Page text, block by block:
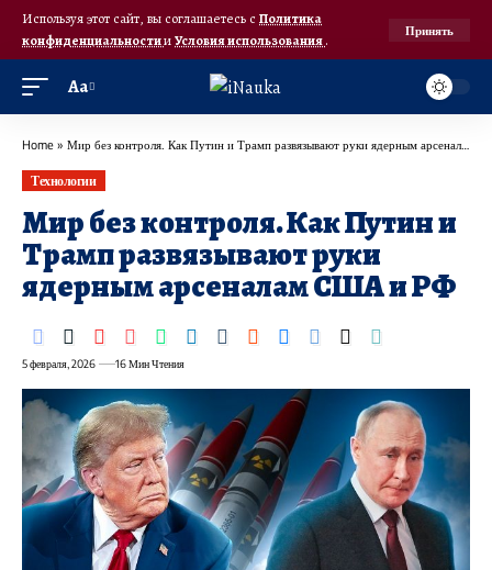
Используя этот сайт, вы соглашаетесь с Политика
конфиденциальностииУсловия использования.
Принять
Аа
Home » Мир без контроля. Как Путин и Трамп развязывают руки ядерным арсеналам США и РФ
Технологии
Мир без контроля. Как Путин и
Трамп развязывают руки
ядерным арсеналам США и РФ
5 февраля, 2026 16 Мин Чтения